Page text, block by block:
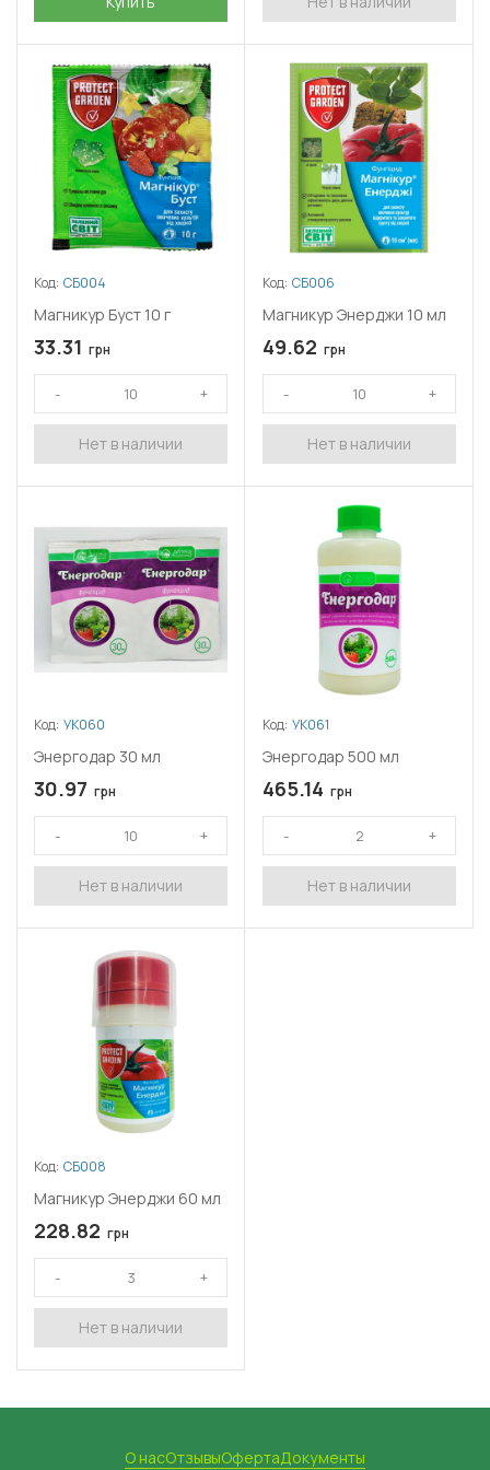
Код: СБ004
Магникур Буст 10 г
33.31 грн
Нет в наличии
Код: СБ006
Магникур Энерджи 10 мл
49.62 грн
Нет в наличии
Код: УК060
Энергодар 30 мл
30.97 грн
Нет в наличии
Код: УК061
Энергодар 500 мл
465.14 грн
Нет в наличии
Код: СБ008
Магникур Энерджи 60 мл
228.82 грн
Нет в наличии
О насОтзывыОфертаДокументы